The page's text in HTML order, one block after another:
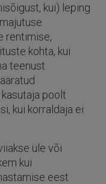
kui) leping
rentimise,
kohta, kui
teenust
poolt
kui korraldaja ei
üle või
kui
eest